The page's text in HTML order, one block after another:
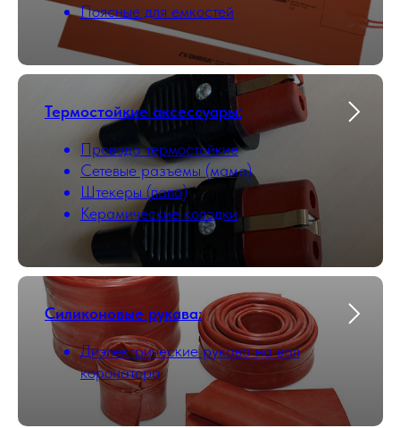
Поясные для емкостей
Термостойкие аксессуары:
Провода термостойкие
Сетевые разъемы (мама)
Штекеры (папа)
Керамические колодки
Силиконовые рукава:
Диэлектрические рукава на вал
коронатора